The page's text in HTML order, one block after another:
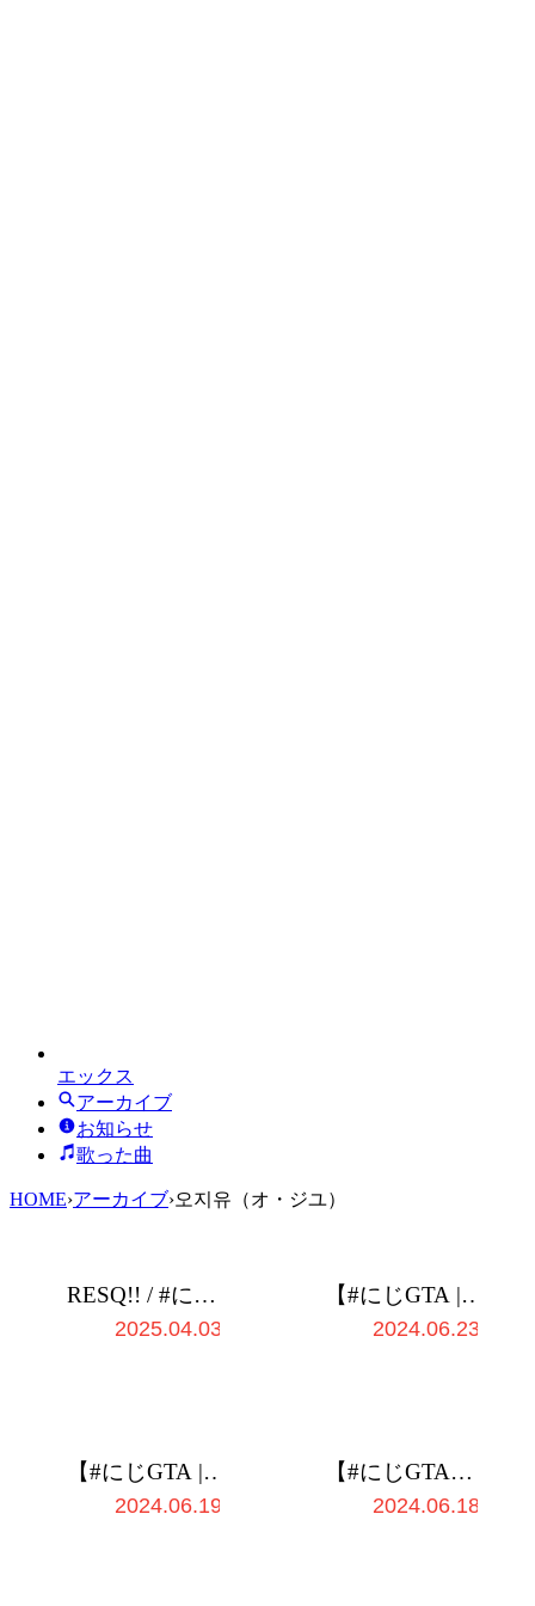
エックス
アーカイブ
お知らせ
歌った曲
HOME›アーカイブ›오지유（オ・ジユ）
RESQ!! / #にじ
GTA 救急隊オ
2025.04.03
【#にじGTA | 6
日目】フリータ
2024.06.23
【#にじGTA | 2
日目】”首突っ
2024.06.19
【#にじGTA】
乗り込む【三枝
2024.06.18